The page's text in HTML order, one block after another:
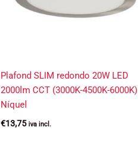
Plafond SLIM redondo 20W LED
2000lm CCT (3000K-4500K-6000K)
Níquel
€13,75 iva incl.